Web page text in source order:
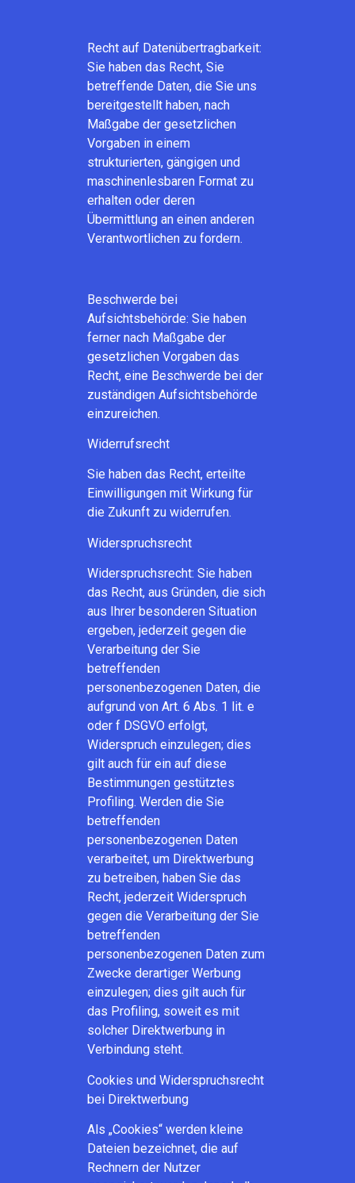
Recht auf Datenübertragbarkeit:
Sie haben das Recht, Sie
betreffende Daten, die Sie uns
bereitgestellt haben, nach
Maßgabe der gesetzlichen
Vorgaben in einem
strukturierten, gängigen und
maschinenlesbaren Format zu
erhalten oder deren
Übermittlung an einen anderen
Verantwortlichen zu fordern.
Beschwerde bei
Aufsichtsbehörde: Sie haben
ferner nach Maßgabe der
gesetzlichen Vorgaben das
Recht, eine Beschwerde bei der
zuständigen Aufsichtsbehörde
einzureichen.
Widerrufsrecht
Sie haben das Recht, erteilte
Einwilligungen mit Wirkung für
die Zukunft zu widerrufen.
Widerspruchsrecht
Widerspruchsrecht: Sie haben
das Recht, aus Gründen, die sich
aus Ihrer besonderen Situation
ergeben, jederzeit gegen die
Verarbeitung der Sie
betreffenden
personenbezogenen Daten, die
aufgrund von Art. 6 Abs. 1 lit. e
oder f DSGVO erfolgt,
Widerspruch einzulegen; dies
gilt auch für ein auf diese
Bestimmungen gestütztes
Profiling. Werden die Sie
betreffenden
personenbezogenen Daten
verarbeitet, um Direktwerbung
zu betreiben, haben Sie das
Recht, jederzeit Widerspruch
gegen die Verarbeitung der Sie
betreffenden
personenbezogenen Daten zum
Zwecke derartiger Werbung
einzulegen; dies gilt auch für
das Profiling, soweit es mit
solcher Direktwerbung in
Verbindung steht.
Cookies und Widerspruchsrecht
bei Direktwerbung
Als „Cookies“ werden kleine
Dateien bezeichnet, die auf
Rechnern der Nutzer